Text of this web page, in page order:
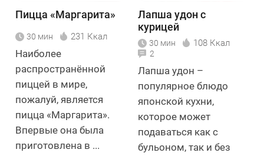
Пицца «Маргарита»
30 мин 231 Ккал
Наиболее
распространённой
пиццей в мире,
пожалуй, является
пицца «Маргарита».
Впервые она была
приготовлена в ...
Лапша удон с
курицей
30 мин 108 Ккал
2
Лапша удон –
популярное блюдо
японской кухни,
которое может
подаваться как с
бульоном, так и без